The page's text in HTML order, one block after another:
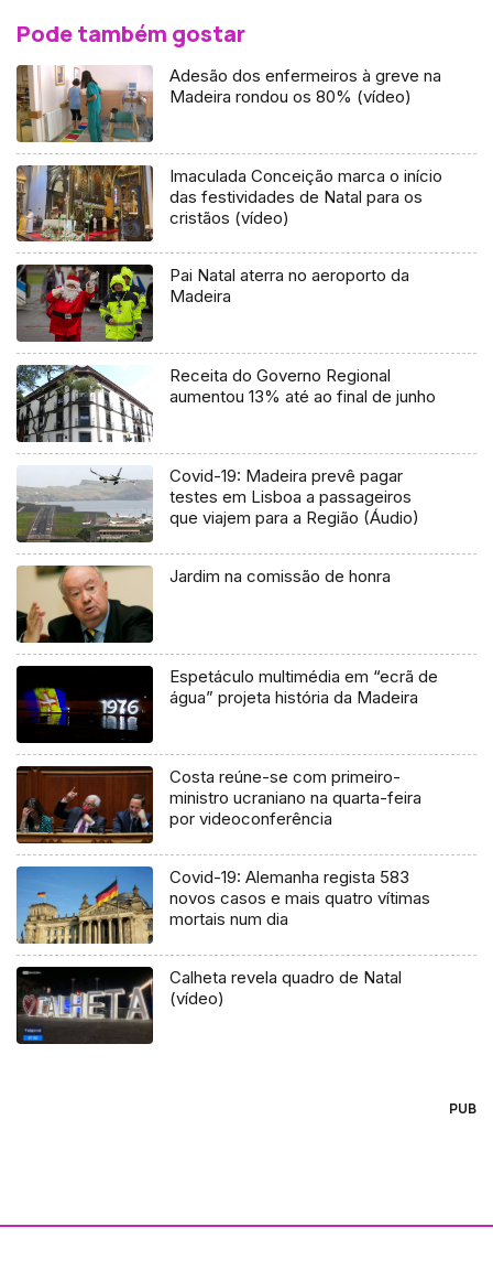
Pode também gostar
Adesão dos enfermeiros à greve na
Madeira rondou os 80% (vídeo)
Imaculada Conceição marca o início
das festividades de Natal para os
cristãos (vídeo)
Pai Natal aterra no aeroporto da
Madeira
Receita do Governo Regional
aumentou 13% até ao final de junho
Covid-19: Madeira prevê pagar
testes em Lisboa a passageiros
que viajem para a Região (Áudio)
Jardim na comissão de honra
Espetáculo multimédia em “ecrã de
água” projeta história da Madeira
Costa reúne-se com primeiro-
ministro ucraniano na quarta-feira
por videoconferência
Covid-19: Alemanha regista 583
novos casos e mais quatro vítimas
mortais num dia
Calheta revela quadro de Natal
(vídeo)
PUB